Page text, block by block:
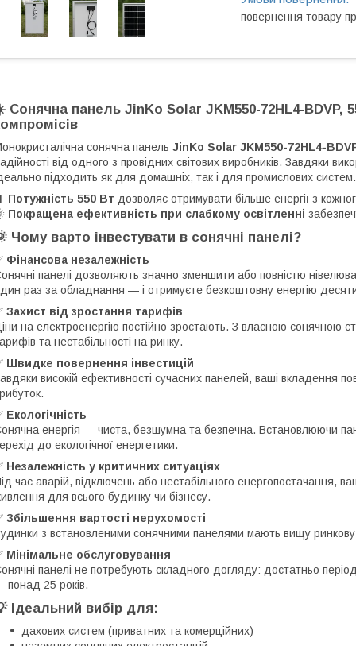
повернення товару
Сонячна панель JinKo Solar JKM550-72HL4-BDVP,
сонячна панель JinKo Solar JKM550-72HL4-
від одного з провідних світових виробників. Завдяки
підходить як для домашніх, так і для промислових систем.
Потужність 550 Вт дозволяє отримувати більше енергії з
Покращена ефективність при слабкому освітленні
Чому варто інвестувати в сонячні панелі?
Фінансова незалежність
панелі дозволяють значно зменшити або повністю
раз за обладнання — і отримуєте безкоштовну енергію
Захист від зростання тарифів
на електроенергію постійно зростають. З власною сонячною
та нестабільності на ринку.
Швидке повернення інвестицій
високій ефективності сучасних панелей, ваші вкладення
Екологічність
енергія — чиста, безшумна та безпечна. Встановлюючи
до екологічної енергетики.
Незалежність у критичних ситуаціях
час аварій, відключень або нестабільного енергопостачання,
для всього будинку чи бізнесу.
Збільшення вартості нерухомості
з встановленими сонячними панелями мають вищу ринкову
Мінімальне обслуговування
панелі не потребують складного догляду: достатньо
понад 25 років.
Ідеальний вибір для:
дахових систем (приватних та комерційних)